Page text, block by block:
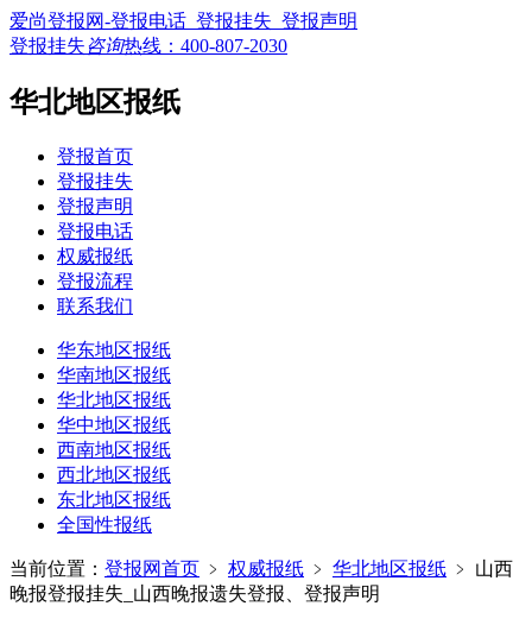
爱尚登报网-登报电话_登报挂失_登报声明
登报挂失咨询热线： 400-807-2030
华北地区报纸
登报首页
登报挂失
登报声明
登报电话
权威报纸
登报流程
联系我们
华东地区报纸
华南地区报纸
华北地区报纸
华中地区报纸
西南地区报纸
西北地区报纸
东北地区报纸
全国性报纸
当前位置： 登报网首页 ﹥ 权威报纸 ﹥ 华北地区报纸 ﹥ 山西
晚报登报挂失_山西晚报遗失登报、登报声明